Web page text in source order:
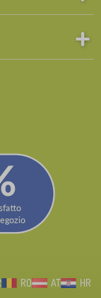
RO AT
HR